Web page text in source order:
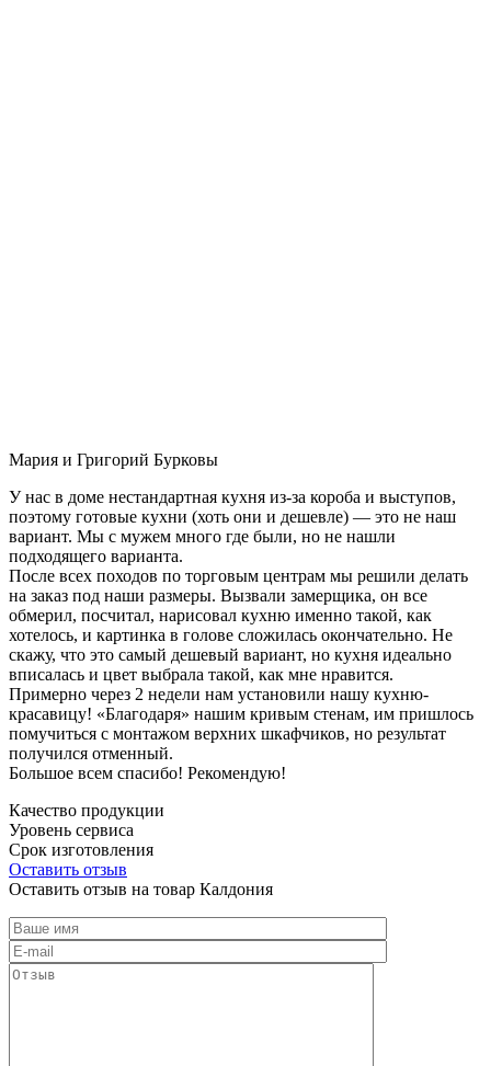
Мария и Григорий Бурковы
У нас в доме нестандартная кухня из-за короба и выступов,
поэтому готовые кухни (хоть они и дешевле) — это не наш
вариант. Мы с мужем много где были, но не нашли
подходящего варианта.
После всех походов по торговым центрам мы решили делать
на заказ под наши размеры. Вызвали замерщика, он все
обмерил, посчитал, нарисовал кухню именно такой, как
хотелось, и картинка в голове сложилась окончательно. Не
скажу, что это самый дешевый вариант, но кухня идеально
вписалась и цвет выбрала такой, как мне нравится.
Примерно через 2 недели нам установили нашу кухню-
красавицу! «Благодаря» нашим кривым стенам, им пришлось
помучиться с монтажом верхних шкафчиков, но результат
получился отменный.
Большое всем спасибо! Рекомендую!
Качество продукции
Уровень сервиса
Срок изготовления
Оставить отзыв
Оставить отзыв на товар Калдония